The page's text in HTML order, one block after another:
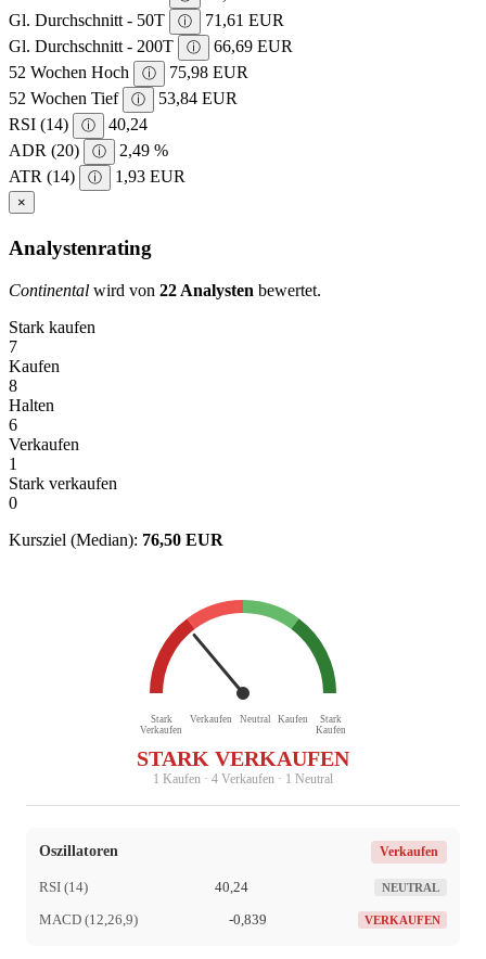
Gl. Durchschnitt - 50T
ⓘ
71,61 EUR
Gl. Durchschnitt - 200T
ⓘ
66,69 EUR
52 Wochen Hoch
ⓘ
75,98 EUR
52 Wochen Tief
ⓘ
53,84 EUR
RSI (14)
ⓘ
40,24
ADR (20)
ⓘ
2,49 %
ATR (14)
ⓘ 1,93 EUR
×
Analystenrating
Continental wird von 22 Analysten bewertet.
Stark kaufen
7
Kaufen
8
Halten
6
Verkaufen
1
Stark verkaufen
0
Kursziel (Median): 76,50 EUR
Stark
Verkaufen
Verkaufen Neutral Kaufen
Stark
Kaufen
STARK VERKAUFEN
1 Kaufen · 4 Verkaufen · 1 Neutral
Oszillatoren Verkaufen
RSI (14) 40,24 NEUTRAL
MACD (12,26,9) -0,839 VERKAUFEN